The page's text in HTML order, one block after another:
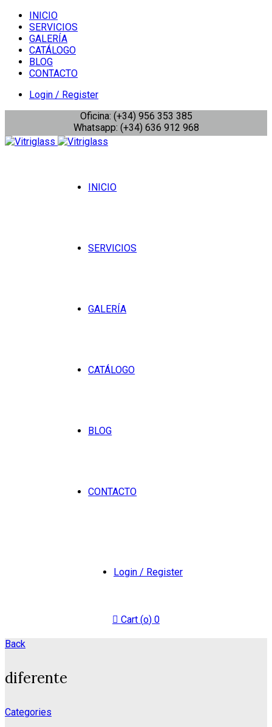
INICIO
SERVICIOS
GALERÍA
CATÁLOGO
BLOG
CONTACTO
Login / Register
Oficina: (+34) 956 353 385
Whatsapp: (+34) 636 912 968
INICIO
SERVICIOS
GALERÍA
CATÁLOGO
BLOG
CONTACTO
Login / Register
Cart (o) 0
Back
diferente
Categories